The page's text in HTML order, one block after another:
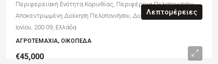
Περιφερειακή Ενότητα Κορινθίας, Περιφέρεια Πελοποννήσου,
Αποκεντρωμένη Διοίκηση Πελοποννήσου, Δυτικής Ελλάδας και
Ιονίου, 200 09, Ελλάδα
ΑΓΡΟΤΕΜΆΧΙΑ, ΟΙΚΌΠΕΔΑ
Λεπτομέρειες
€45,000